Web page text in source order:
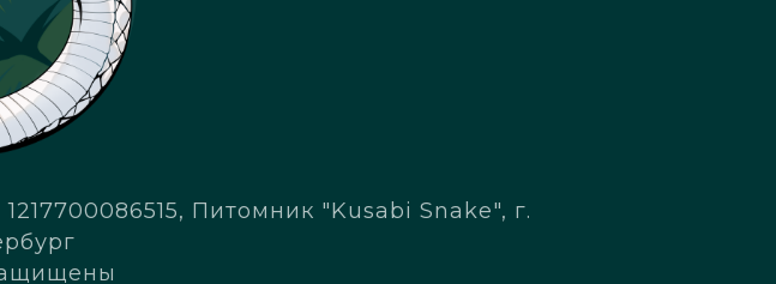
Питомник "Kusabi Snake", г.